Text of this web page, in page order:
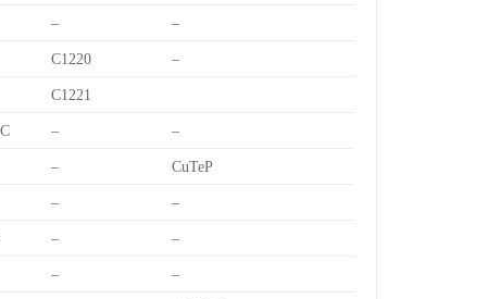
– –
C1220 –
C1221
– –
– CuTeP
– –
– –
– –